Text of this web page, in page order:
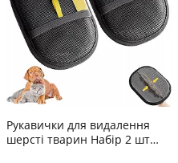
Рукавички для видалення
шерсті тварин Набір 2 шт